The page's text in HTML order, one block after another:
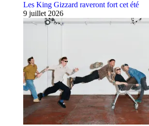
Les King Gizzard raveront fort cet été
9 juillet 2026